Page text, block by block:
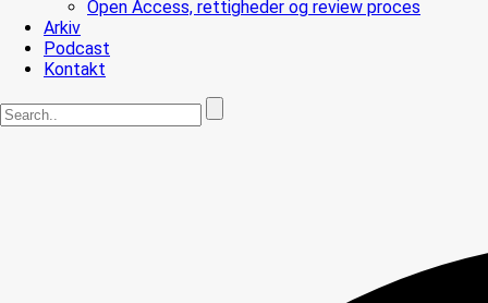
Open Access, rettigheder og review proces
Arkiv
Podcast
Kontakt